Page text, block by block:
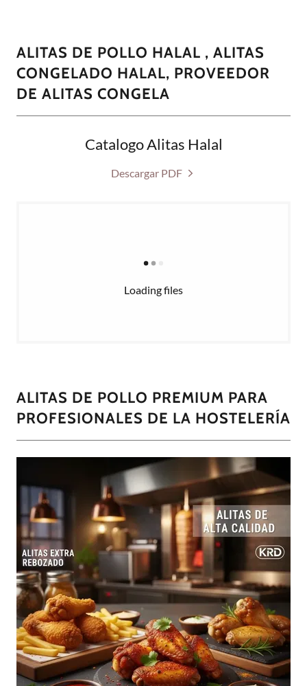
ALITAS DE POLLO HALAL , ALITAS
CONGELADO HALAL, PROVEEDOR
DE ALITAS CONGELA
Catalogo Alitas Halal
Descargar PDF
Loading files
ALITAS DE POLLO PREMIUM PARA
PROFESIONALES DE LA HOSTELERÍA